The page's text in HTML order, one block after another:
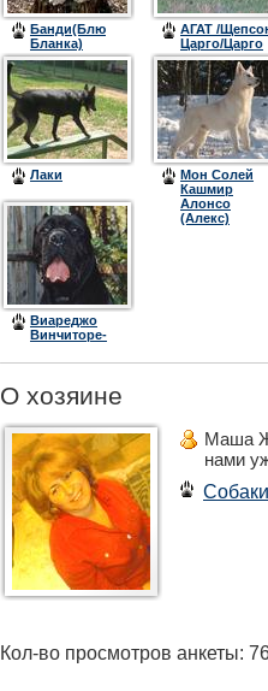
Банди(Блю
Бланка)
АГАТ /
Царго/Царго
Цигельман/
Лаки
Мон Солей
Кашмир
Алонсо
(Алекс)
Виареджо
Винчиторе-
больше нет :-
О хозяине
Маша
нами
Собаки
Кол-во просмотров анкеты: